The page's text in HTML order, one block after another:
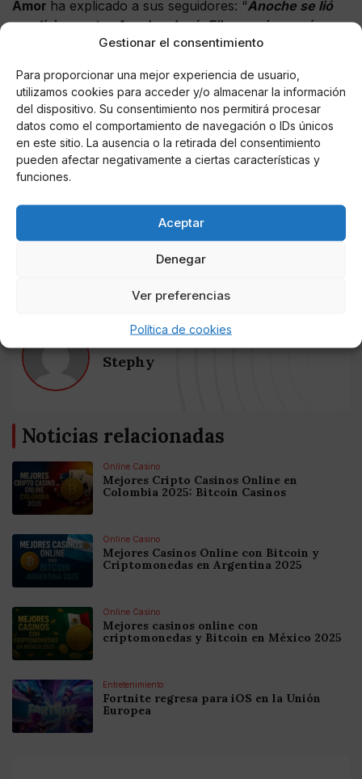
Gestionar el consentimiento
Para proporcionar una mejor experiencia de usuario,
utilizamos cookies para acceder y/o almacenar la información
del dispositivo. Su consentimiento nos permitirá procesar
datos como el comportamiento de navegación o IDs únicos
en este sitio. La ausencia o la retirada del consentimiento
pueden afectar negativamente a ciertas características y
funciones.
Aceptar
Denegar
Ver preferencias
Política de cookies
Amor ha explicado a sus seguidores: “Anoche se lió
pardísima entre Aurah y Jesé. Ella, gracias a mí,
descubrió que le estaba siendo infiel”. En la fiesta de
tuvo tiempo “para ver a otras chicas. Yo me enteré y
la informé. Ella brotó y fue en busca de los datos que
yo le dí. Hasta la Policía tuvo que intervenir”.
Stephy
Noticias relacionadas
Online Casino
Mejores Cripto Casinos Online en
Colombia 2025: Bitcoin Casinos
Online Casino
Mejores Casinos Online con Bitcoin y
Criptomonedas en Argentina 2025
Online Casino
Mejores casinos online con
criptomonedas y Bitcoin en México 2025
Entretenimiento
Fortnite regresa para iOS en la Unión
Europea